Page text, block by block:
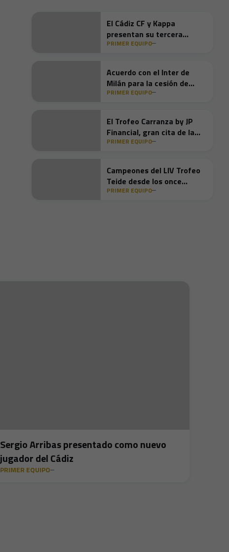
El Cádiz CF y Kappa
presentan su tercera
equipación 2026/27: la
PRIMER EQUIPO
Acuerdo con el Inter de
Milán para la cesión de
Dilan Zárate
PRIMER EQUIPO
El Trofeo Carranza by JP
Financial, gran cita de la
cuarta semana de
PRIMER EQUIPO
Campeones del LIV Trofeo
Teide desde los once
metros
PRIMER EQUIPO
Sergio Arribas presentado como nuevo
jugador del Cádiz
PRIMER EQUIPO